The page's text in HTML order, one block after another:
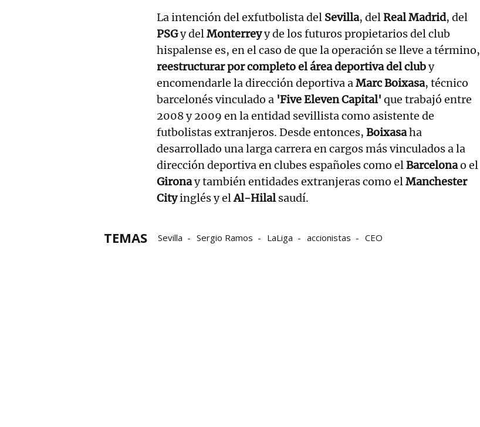
La intención del exfutbolista del Sevilla, delReal Madrid, del
PSGy delMonterreyy de los futuros propietarios del club
hispalense es, en el caso de que la operación se lleve a término,
reestructurar por completo el área deportiva del cluby
encomendarle la dirección deportiva aMarc Boixasa, técnico
barcelonés vinculado a 'Five Eleven Capital' que trabajó entre
2008 y 2009 en la entidad sevillista como asistente de
futbolistas extranjeros. Desde entonces, Boixasaha
desarrollado una larga carrera en cargos más vinculados a la
dirección deportiva en clubes españoles como elBarcelonao el
Gironay también entidades extranjeras como elManchester
Cityinglés y elAl-Hilalsaudí.
TEMAS Sevilla Sergio Ramos LaLiga accionistas CEO